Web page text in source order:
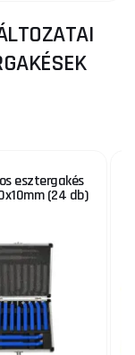
esztergakés
(24 db)